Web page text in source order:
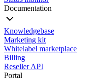
Documentation
Knowledgebase
Marketing kit
Whitelabel marketplace
Billing
Reseller API
Portal